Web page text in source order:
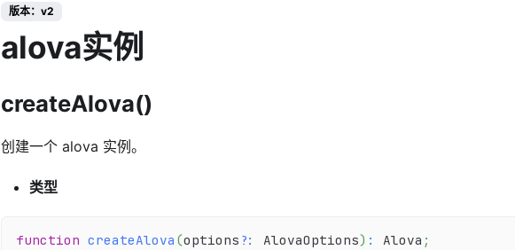
版本：v2
alova实例
createAlova()
创建一个 alova 实例。
类型
function createAlova (options ?: AlovaOptions) : Alova ;